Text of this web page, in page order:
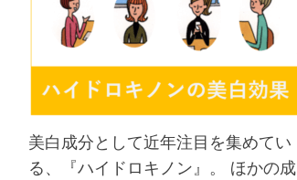
美白成分として近年注目を集めてい
る、『ハイドロキノン』。 ほかの成